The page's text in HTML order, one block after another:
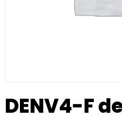
DENV4-F